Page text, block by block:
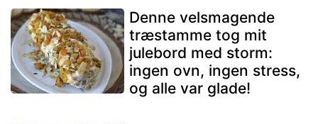
Denne velsmagende
træstamme tog mit
julebord med storm:
ingen ovn, ingen stress,
og alle var glade!